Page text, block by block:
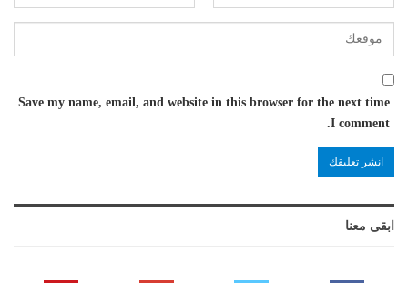
Save my name, email, and website in this browser for the next time
I comment.
ابقى معنا